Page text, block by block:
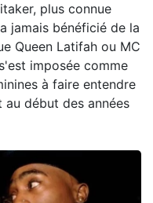
plus connue
jamais bénéficié de la
Queen Latifah ou MC
imposée comme
à faire entendre
au début des années